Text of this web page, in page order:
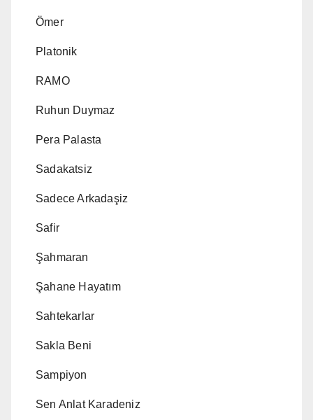
Ömer
Platonik
RAMO
Ruhun Duymaz
Pera Palasta
Sadakatsiz
Sadece Arkadaşiz
Safir
Şahmaran
Şahane Hayatım
Sahtekarlar
Sakla Beni
Sampiyon
Sen Anlat Karadeniz